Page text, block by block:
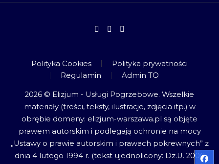
Polityka Cookies
Polityka prywatności
Regulamin
Admin TO
2026 © Elizjum - Usługi Pogrzebowe. Wszelkie
materiały (treści, teksty, ilustracje, zdjęcia itp.) w
obrębie domeny: elizjum-warszawa.pl są objęte
prawem autorskim i podlegają ochronie na mocy
„Ustawy o prawie autorskim i prawach pokrewnych” z
dnia 4 lutego 1994 r. (tekst ujednolicony: Dz.U. 2006